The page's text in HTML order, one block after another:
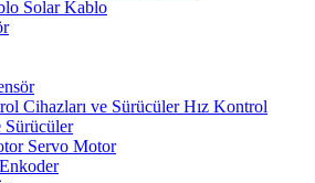
Solar Kablo
Hız Kontrol
Sürücüler
Servo Motor